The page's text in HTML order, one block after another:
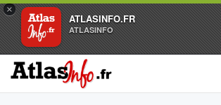
×
ATLASINFO.FR
ATLASINFO